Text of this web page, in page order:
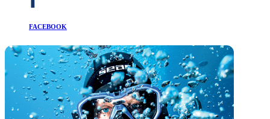
FACEBOOK